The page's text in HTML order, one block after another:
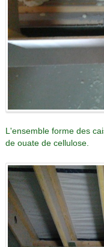
L'ensemble forme des
de ouate de cellulose.